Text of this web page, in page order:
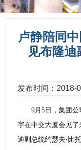
卢静陪同
见布隆
发布时间：2018-
9月5日，集团公
宇在中交大厦会见
迪副总统约瑟夫•比